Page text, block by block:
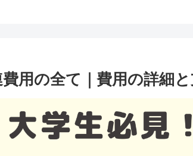
用の全て｜費用の詳細